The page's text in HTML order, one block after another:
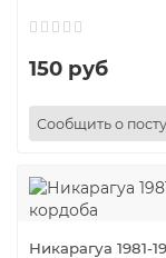
150 руб
Сообщить о
Никарагуа 1981-